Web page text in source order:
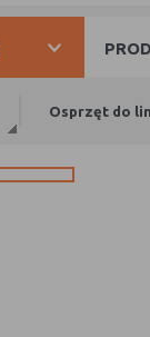
Osprzęt do